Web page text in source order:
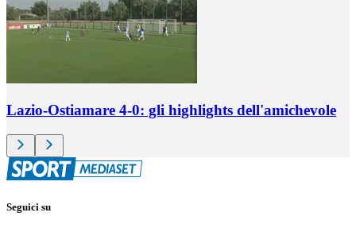
Lazio-Ostiamare 4-0: gli highlights dell'amichevole
Seguici su